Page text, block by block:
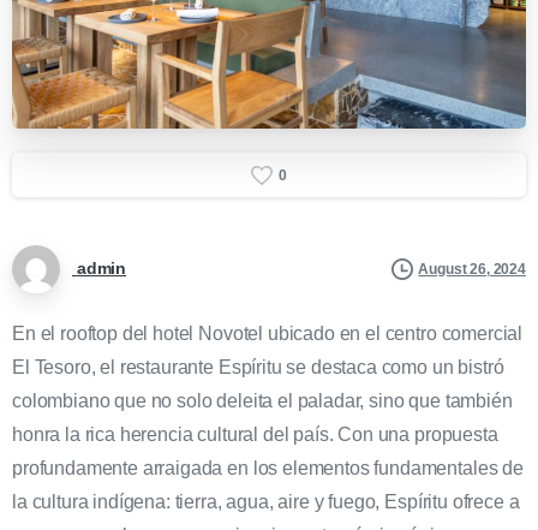
0
admin August 26, 2024
En el rooftop del hotel Novotel ubicado en el centro comercial
El Tesoro, el restaurante Espíritu se destaca como un bistró
colombiano que no solo deleita el paladar, sino que también
honra la rica herencia cultural del país. Con una propuesta
profundamente arraigada en los elementos fundamentales de
la cultura indígena: tierra, agua, aire y fuego, Espíritu ofrece a